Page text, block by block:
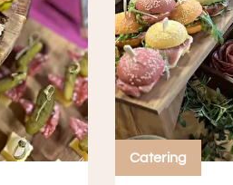
Catering